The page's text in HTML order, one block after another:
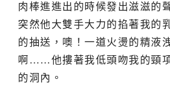
肉棒進進出的時候發出滋滋的
突然他大雙手大力的掐著我的
的抽送，噢！一道火燙的精液
啊……他摟著我低頭吻我的頸
的洞內。